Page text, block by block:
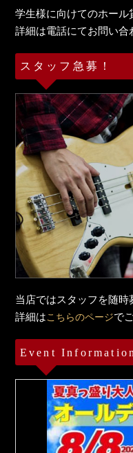
学生様に向けてのホール
詳細は電話にてお問い合
スタッフ急募！
当店ではスタッフを随時
詳細はこちらのページで
Event Information